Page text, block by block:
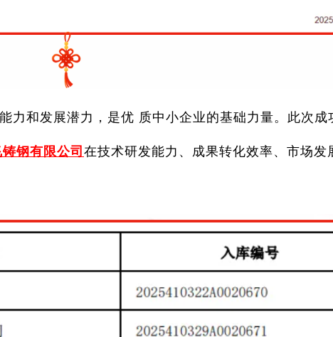
力和发展潜力，是优 质中小企业的基础力量。此次成
钢有限公司 在技术研发能力、成果转化效率、市场发